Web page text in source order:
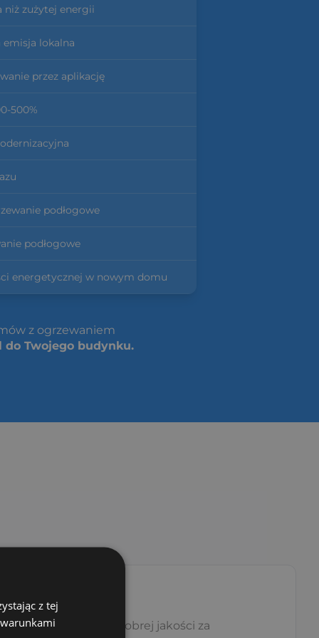
niż zużytej energii
emisja lokalna
przez aplikację
500%
podłogowe
podłogowe
energetycznej w nowym domu
z ogrzewaniem
Twojego budynku.
paliwa w dobrej jakości za
z tej